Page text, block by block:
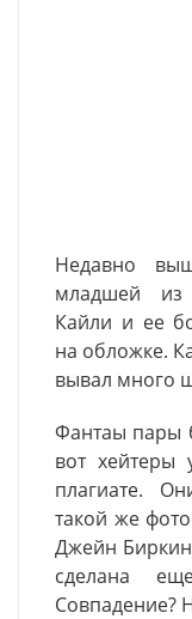
Недавно
младшей из
Кайли и ее
на обложке.
вывал много
Фантаы пары
вот хейтеры
плагиате.
такой же
Джейн Биркин
сделана
Совпадение?